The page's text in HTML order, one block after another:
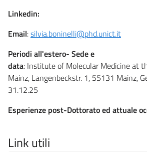
Linkedin:
Email:silvia.boninelli@phd.unict.it
Periodi all'estero- Sede e
data: Institute of Molecular Medicine at
Mainz, Langenbeckstr. 1, 55131 Mainz,
31.12.25
Esperienze post-Dottorato ed attuale
Link utili